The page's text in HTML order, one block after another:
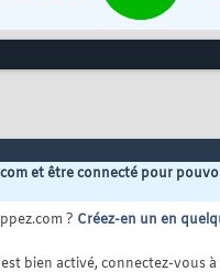
et être connecté pour
? Créez-en un en
bien activé, connectez-vous